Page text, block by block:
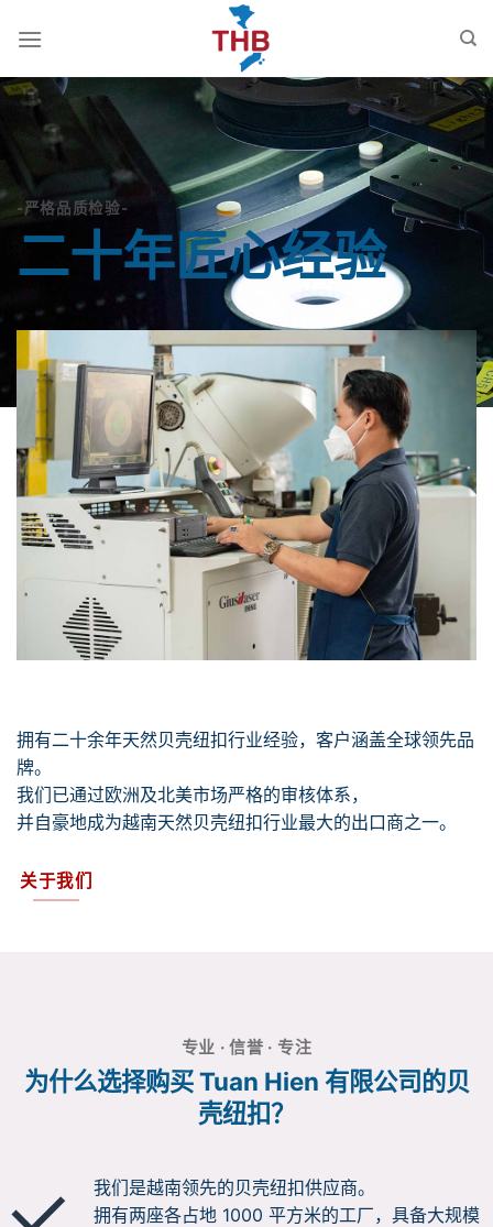
容
-严格品质检验-
二十年匠心经验
拥有二十余年天然贝壳纽扣行业经验，客户涵盖全球领先品
牌。
我们已通过欧洲及北美市场严格的审核体系，
并自豪地成为越南天然贝壳纽扣行业最大的出口商之一。
关于我们
专业 · 信誉 · 专注
为什么选择购买 Tuan Hien 有限公司的贝
壳纽扣？
我们是越南领先的贝壳纽扣供应商。
拥有两座各占地 1000 平方米的工厂，具备大规模